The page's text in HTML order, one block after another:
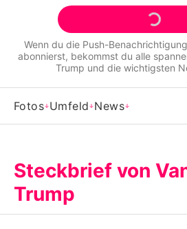
Alle Themen auf
Jobs
App
Redaktionelle
Wenn du die Push-
abonnierst, bekommst du alle
Trump und die wichtigsten
Fotos Umfeld News
Steckbrief von
Trump